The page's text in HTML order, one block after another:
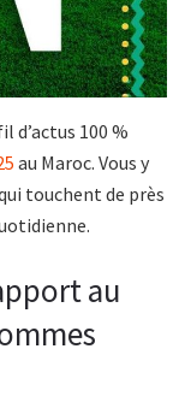
d’actus 100 %
au Maroc. Vous y
touchent de près
au